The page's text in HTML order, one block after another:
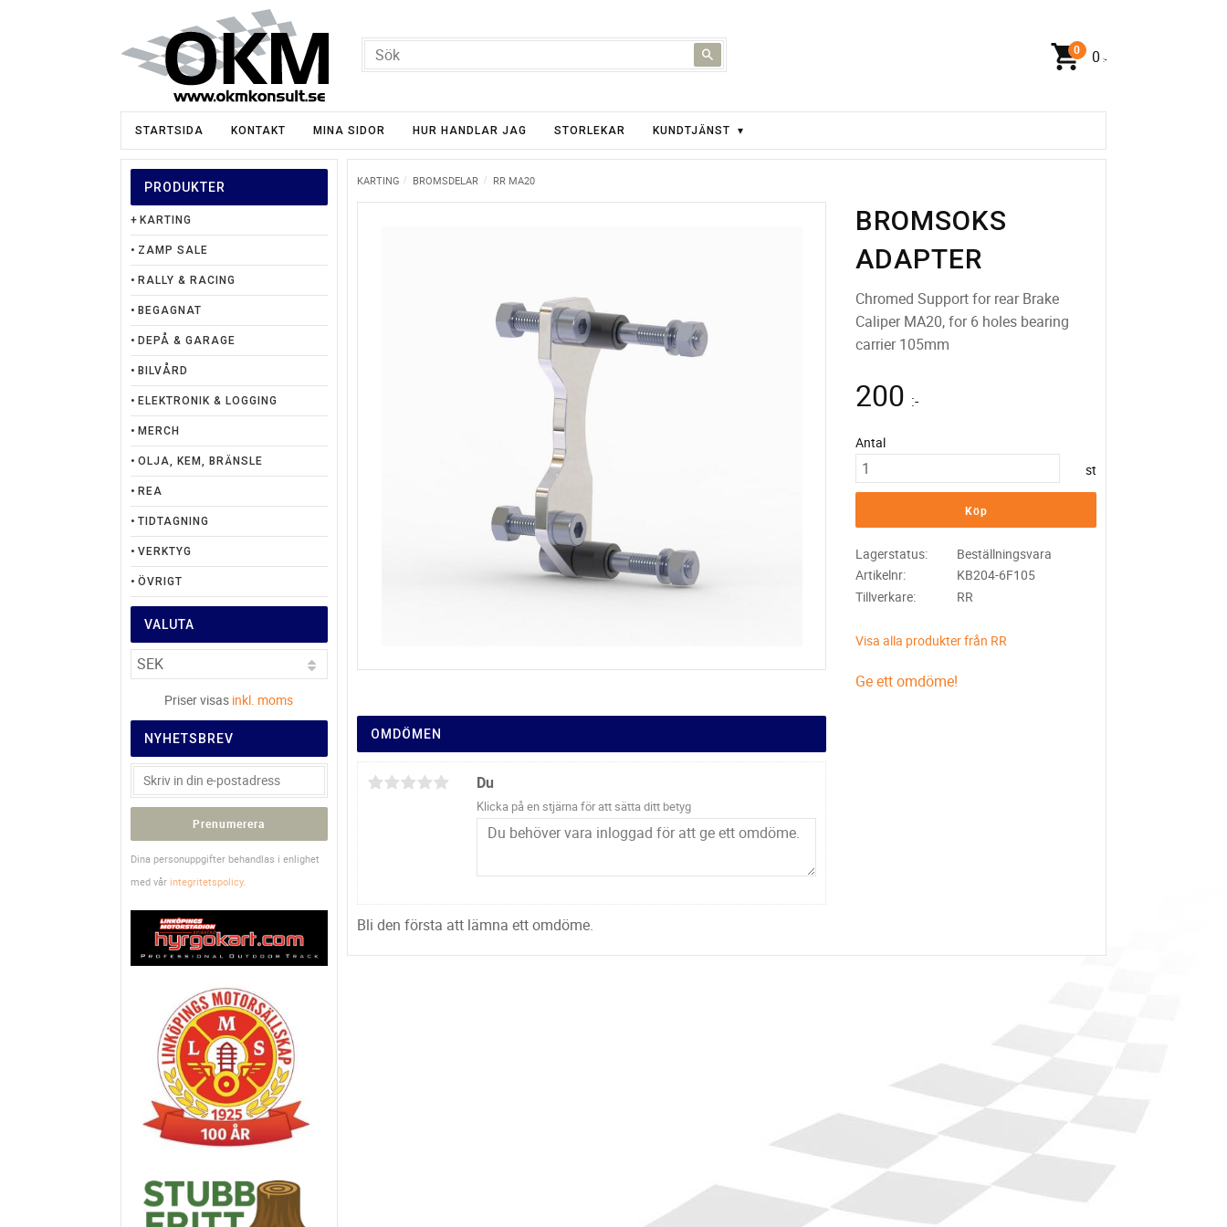
0 :-
STARTSIDA KONTAKT MINA SIDOR HUR HANDLAR JAG STORLEKAR KUNDTJÄNST
KARTING BROMSDELAR RR MA20
BROMSOKS
ADAPTER
Chromed Support for rear Brake
Caliper MA20, for 6 holes bearing
carrier 105mm
200 :-
Antal
st
Köp
Lagerstatus
Beställningsvara
Artikelnr
KB204-6F105
Tillverkare
RR
Visa alla produkter från RR
Ge ett omdöme!
OMDÖMEN
Du
Klicka på en stjärna för att sätta ditt betyg
Bli den första att lämna ett omdöme.
PRODUKTER
KARTING
ZAMP SALE
RALLY & RACING
BEGAGNAT
DEPÅ & GARAGE
BILVÅRD
ELEKTRONIK & LOGGING
MERCH
OLJA, KEM, BRÄNSLE
REA
TIDTAGNING
VERKTYG
ÖVRIGT
VALUTA
Priser visas inkl. moms
NYHETSBREV
Prenumerera
Dina personuppgifter behandlas i enlighet
med vår integritetspolicy.